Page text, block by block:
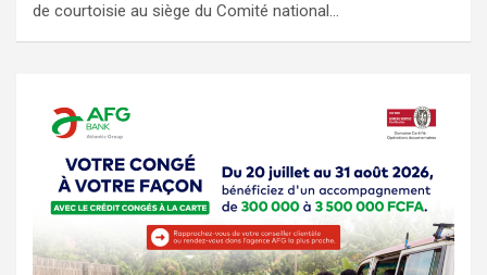
de courtoisie au siège du Comité national…